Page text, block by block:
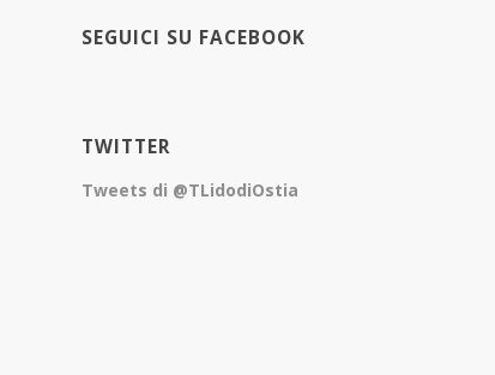
SEGUICI SU FACEBOOK
TWITTER
Tweets di @TLidodiOstia